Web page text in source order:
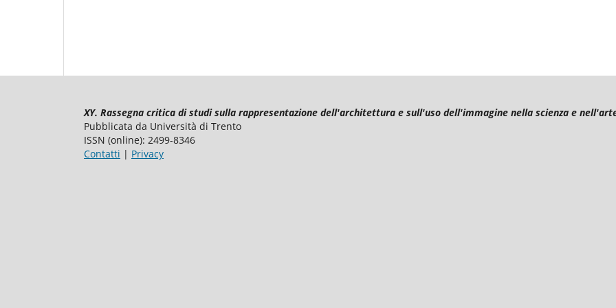
XY. Rassegna critica di studi sulla rappresentazione dell'architettura e sull'uso dell'immagine nella scienza e
Pubblicata da Università di Trento
ISSN (online): 2499-8346
Contatti | Privacy